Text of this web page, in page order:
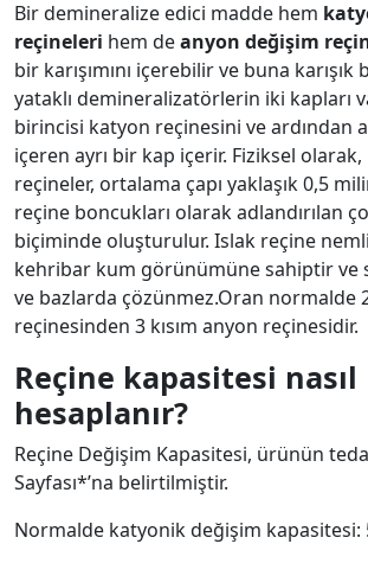
Bir demineralize edici madde hem
reçineleri hem deanyon değişim
bir karışımını içerebilir ve buna
yataklı demineralizatörlerin iki kapları
birincisi katyon reçinesini ve ardından
içeren ayrı bir kap içerir. Fiziksel
reçineler, ortalama çapı yaklaşık 0,5
reçine boncukları olarak adlandırılan
biçiminde oluşturulur. Islak reçine
kehribar kum görünümüne sahiptir ve
ve bazlarda çözünmez.Oran normalde
reçinesinden 3 kısım anyon reçinesidir.
Reçine kapasitesi nasıl
hesaplanır?
Reçine Değişim Kapasitesi, ürünün
Sayfası*’na belirtilmiştir.
Normalde katyonik değişim kapasitesi: